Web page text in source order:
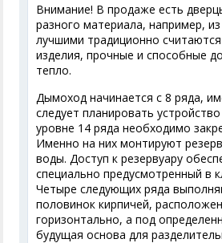
Внимание! В продаже есть
разного материала, например,
лучшими традиционно считаются
изделия, прочные и способные
тепло.
Дымоход начинается с 8 ряда,
следует планировать
уровне 14 ряда необходимо
Именно на них монтируют
воды. Доступ к резервуару
специально предусмотренный в
Четыре следующих ряда
половинок кирпичей,
горизонтально, а под
будущая основа для